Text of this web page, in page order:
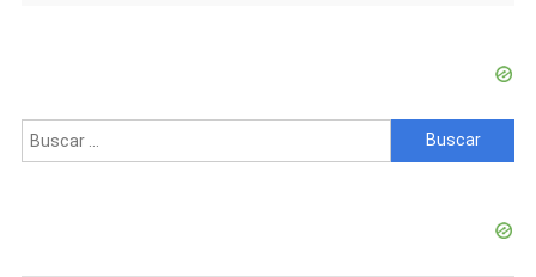
Buscar: